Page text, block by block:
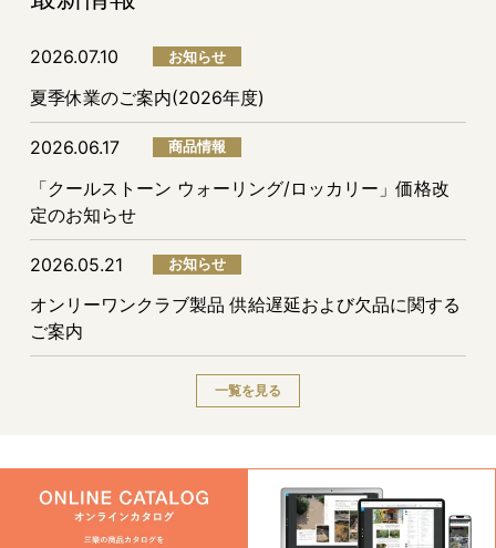
2026.07.10 お知らせ
夏季休業のご案内(2026年度)
2026.06.17 商品情報
「クールストーン ウォーリング/ロッカリー」価格改
定のお知らせ
2026.05.21 お知らせ
オンリーワンクラブ製品 供給遅延および欠品に関する
ご案内
一覧を見る